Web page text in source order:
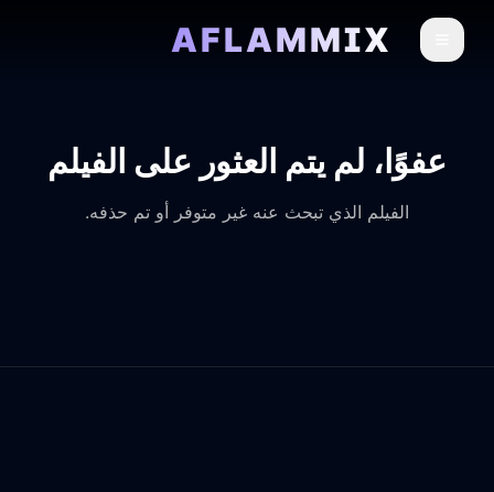
AFLAMMIX
عفوًا، لم يتم العثور على الفيلم
الفيلم الذي تبحث عنه غير متوفر أو تم حذفه.